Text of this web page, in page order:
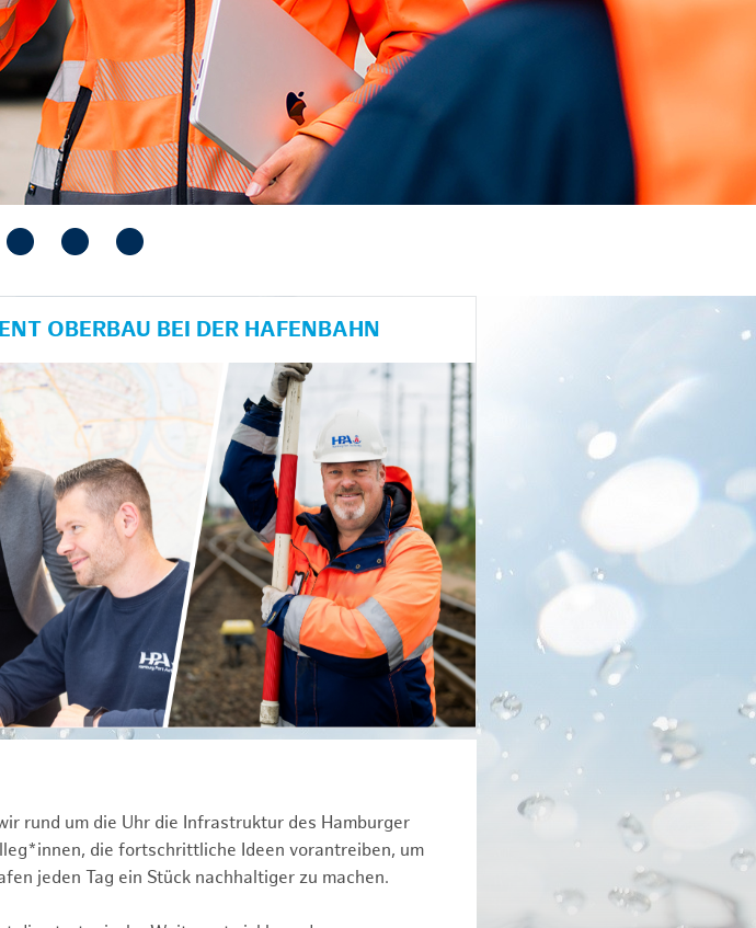
OBERBAU BEI DER HAFENBAHN
rund um die Uhr die Infrastruktur des Hamburger
die fortschrittliche Ideen vorantreiben, um
jeden Tag ein Stück nachhaltiger zu machen.